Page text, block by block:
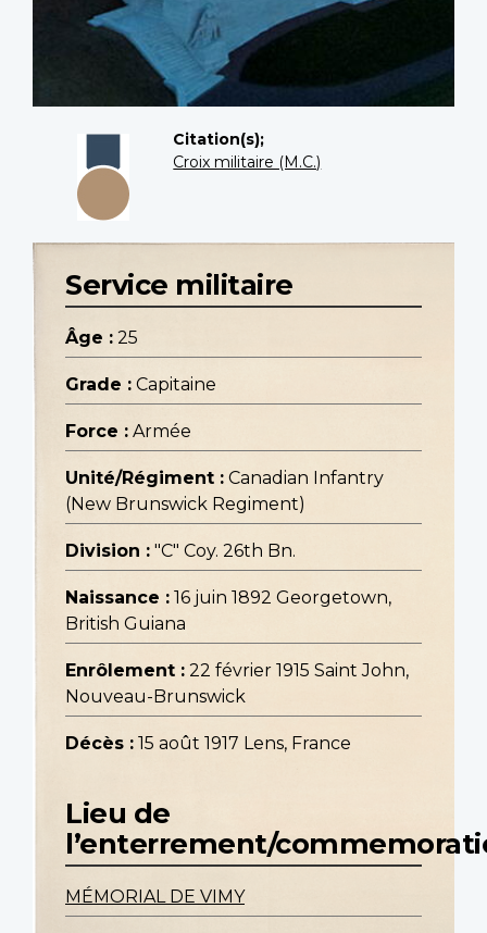
Citation(s);
Croix militaire (M.C.)
Service militaire
Âge : 25
Grade : Capitaine
Force : Armée
Unité/Régiment : Canadian Infantry
(New Brunswick Regiment)
Division : "C" Coy. 26th Bn.
Naissance : 16 juin 1892 Georgetown,
British Guiana
Enrôlement : 22 février 1915 Saint John,
Nouveau-Brunswick
Décès : 15 août 1917 Lens, France
Lieu de
l’enterrement/
MÉMORIAL DE VIMY